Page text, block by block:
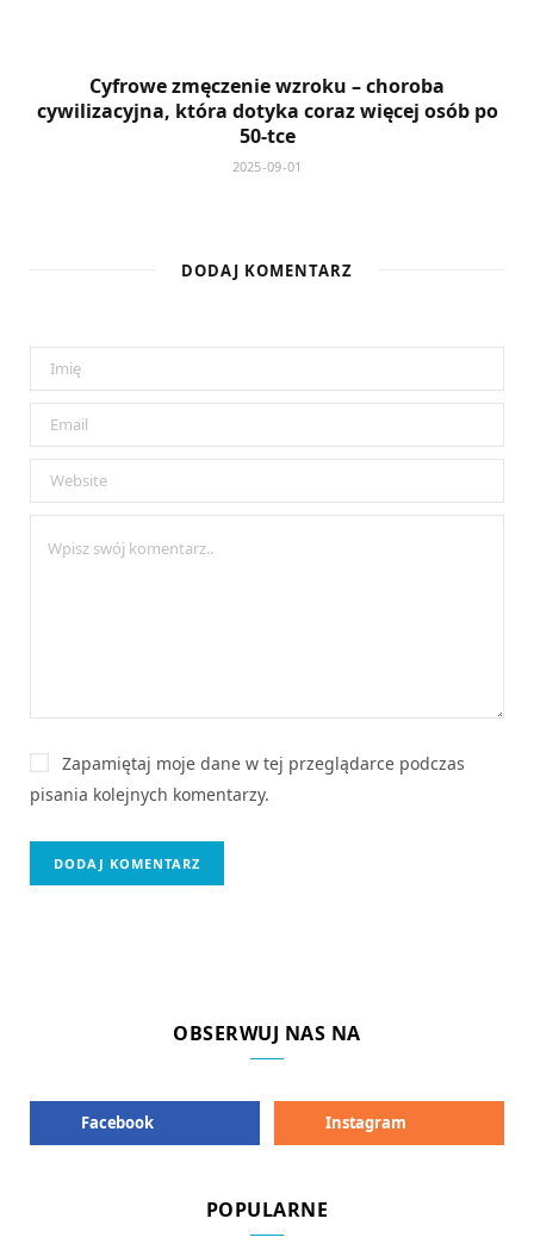
Cyfrowe zmęczenie wzroku – choroba
cywilizacyjna, która dotyka coraz więcej osób po
50-tce
2025-09-01
DODAJ KOMENTARZ
Zapamiętaj moje dane w tej przeglądarce podczas
pisania kolejnych komentarzy.
OBSERWUJ NAS NA
Facebook Instagram
POPULARNE